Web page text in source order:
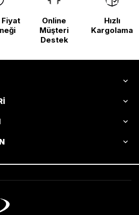
Fiyat
Online
Müşteri
Destek
Hızlı
Kargolama